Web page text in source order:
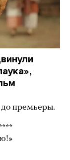
премьеры.